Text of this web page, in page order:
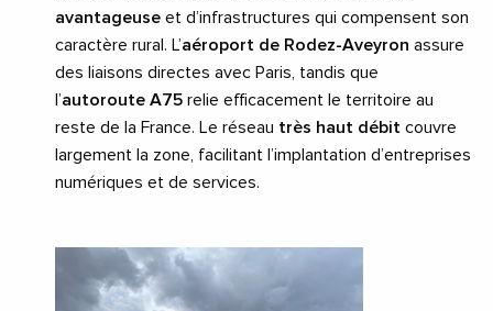
avantageuse et d’infrastructures qui compensent son
caractère rural. L’aéroport de Rodez-Aveyron assure
des liaisons directes avec Paris, tandis que
l’autoroute A75 relie efficacement le territoire au
reste de la France. Le réseau très haut débit couvre
largement la zone, facilitant l’implantation d’entreprises
numériques et de services.